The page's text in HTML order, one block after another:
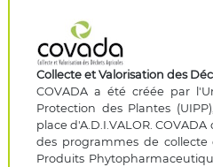
Collecte et Valorisation des
COVADA a été créée par
Protection des Plantes
place d'A.D.I.VALOR.
des programmes de collecte
Produits